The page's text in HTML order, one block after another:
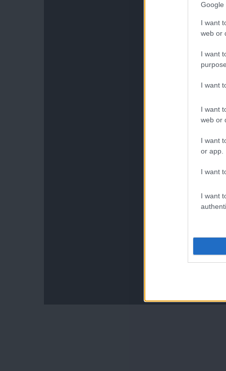
Google
I want
web or
I want
I want
I want
web or
I want
or app.
I want
I want